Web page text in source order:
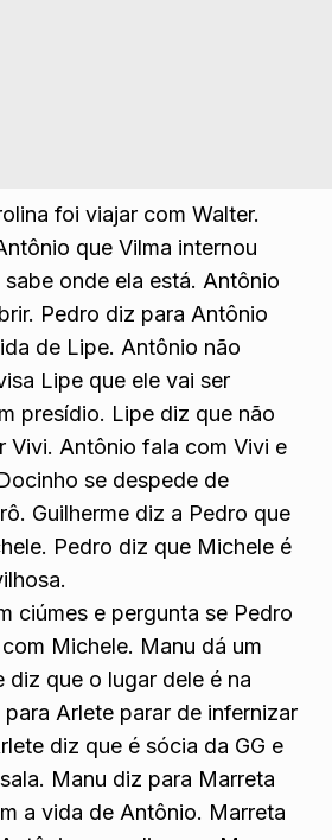
foi viajar com Walter.
que Vilma internou
onde ela está. Antônio
Pedro diz para Antônio
de Lipe. Antônio não
Lipe que ele vai ser
presídio. Lipe diz que não
Vivi. Antônio fala com Vivi e
se despede de
Guilherme diz a Pedro que
Pedro diz que Michele é
ciúmes e pergunta se Pedro
Michele. Manu dá um
diz que o lugar dele é na
Arlete parar de infernizar
diz que é sócia da GG e
Manu diz para Marreta